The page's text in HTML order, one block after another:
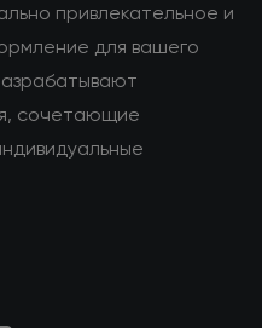
привлекательное и
для вашего
сочетающие